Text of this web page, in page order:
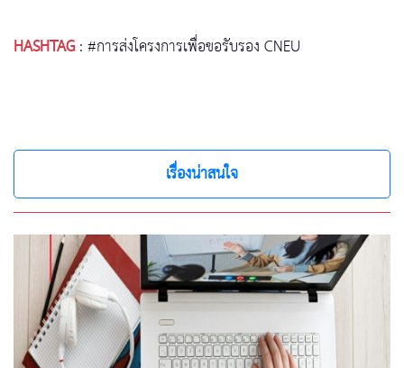
HASHTAG:#การส่งโครงการเพื่อขอรับรอง CNEU
เรื่องน่าสนใจ